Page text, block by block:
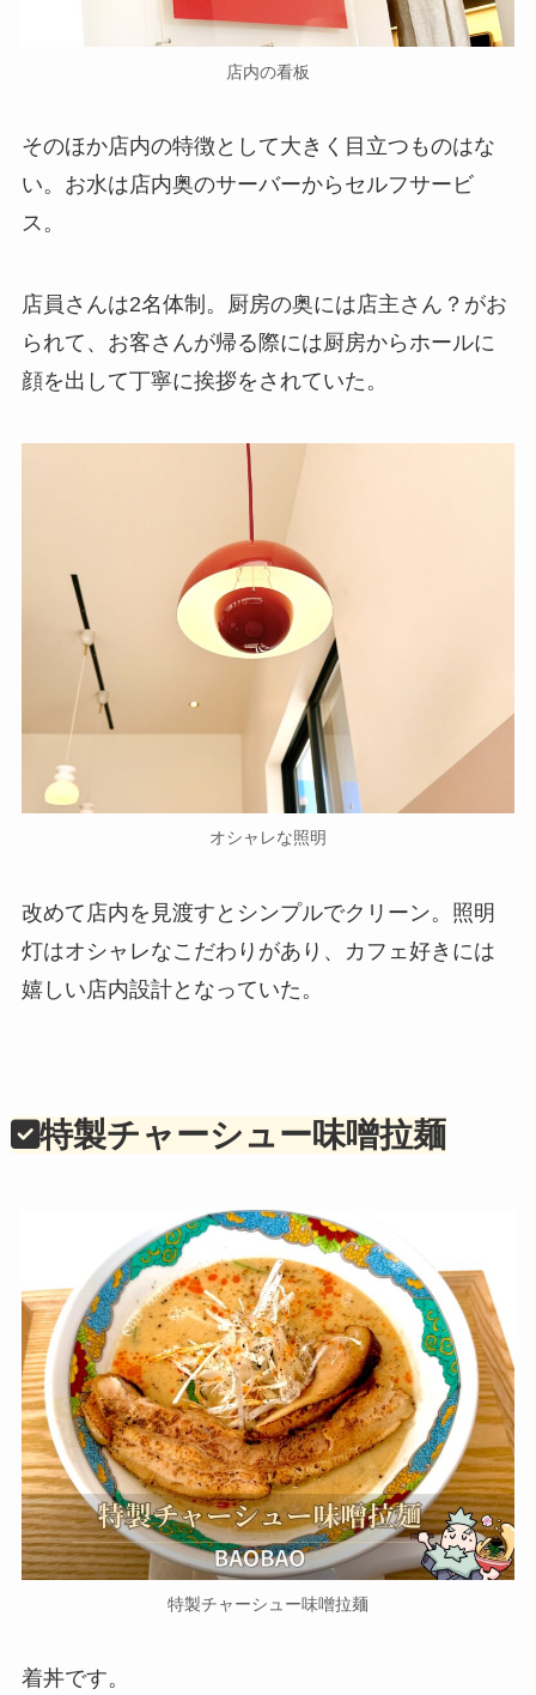
店内の看板
そのほか店内の特徴として大きく目立つものはな
い。お水は店内奥のサーバーからセルフサービ
ス。
店員さんは2名体制。厨房の奥には店主さん？がお
られて、お客さんが帰る際には厨房からホールに
顔を出して丁寧に挨拶をされていた。
オシャレな照明
改めて店内を見渡すとシンプルでクリーン。照明
灯はオシャレなこだわりがあり、カフェ好きには
嬉しい店内設計となっていた。
特製チャーシュー味噌拉麺
特製チャーシュー味噌拉麺
着丼です。